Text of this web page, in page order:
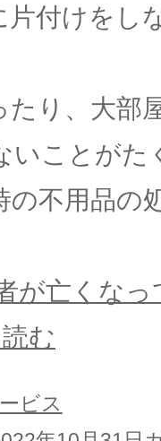
片付けをし
り、大部
いことが
の不用品の
が亡くな
む
ビス